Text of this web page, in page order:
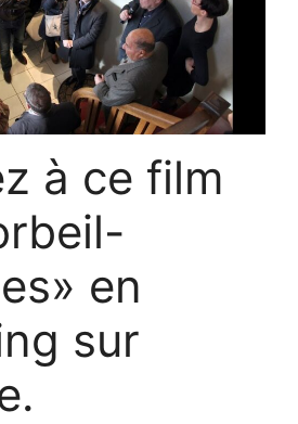
à ce film
en
sur